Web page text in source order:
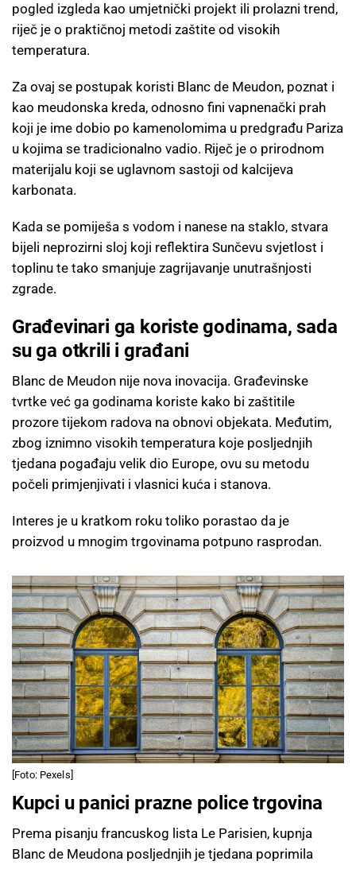
pogled izgleda kao umjetnički projekt ili prolazni trend,
riječ je o praktičnoj metodi zaštite od visokih
temperatura.
Za ovaj se postupak koristi Blanc de Meudon, poznat i
kao meudonska kreda, odnosno fini vapnenački prah
koji je ime dobio po kamenolomima u predgrađu Pariza
u kojima se tradicionalno vadio. Riječ je o prirodnom
materijalu koji se uglavnom sastoji od kalcijeva
karbonata.
Kada se pomiješa s vodom i nanese na staklo, stvara
bijeli neprozirni sloj koji reflektira Sunčevu svjetlost i
toplinu te tako smanjuje zagrijavanje unutrašnjosti
zgrade.
Građevinari ga koriste godinama, sada
su ga otkrili i građani
Blanc de Meudon nije nova inovacija. Građevinske
tvrtke već ga godinama koriste kako bi zaštitile
prozore tijekom radova na obnovi objekata. Međutim,
zbog iznimno visokih temperatura koje posljednjih
tjedana pogađaju velik dio Europe, ovu su metodu
počeli primjenjivati i vlasnici kuća i stanova.
Interes je u kratkom roku toliko porastao da je
proizvod u mnogim trgovinama potpuno rasprodan.
[Foto: Pexels]
Kupci u panici prazne police trgovina
Prema pisanju francuskog lista Le Parisien, kupnja
Blanc de Meudona posljednjih je tjedana poprimila